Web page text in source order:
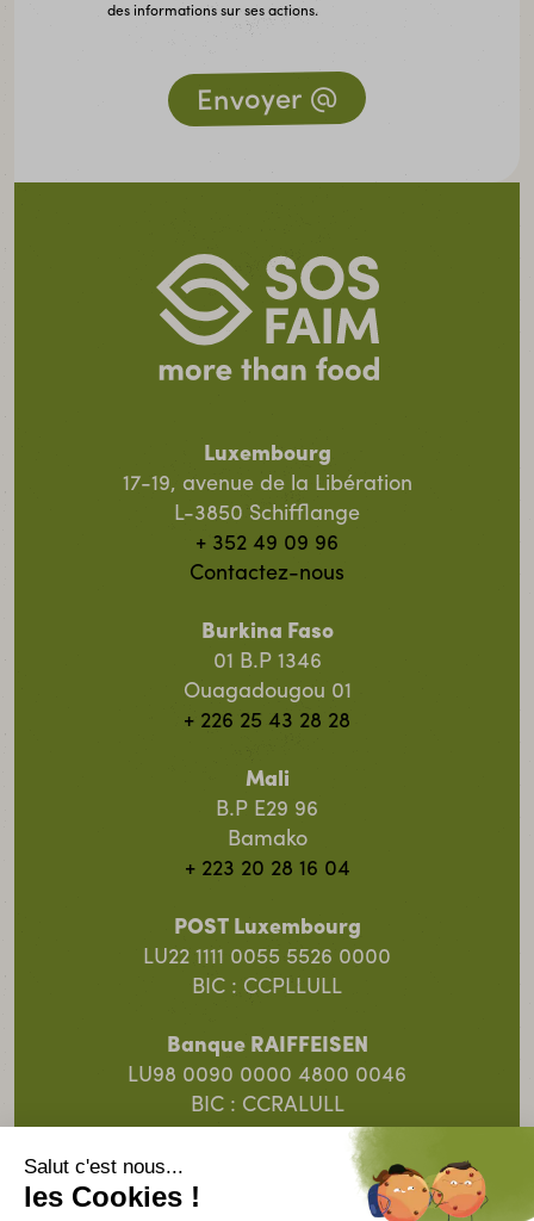
des informations sur ses actions.
Luxembourg
17-19, avenue de la Libération
L-3850 Schifflange
+ 352 49 09 96
Contactez-nous
Burkina Faso
01 B.P 1346
Ouagadougou 01
+ 226 25 43 28 28
Mali
B.P E29 96
Bamako
+ 223 20 28 16 04
POST Luxembourg
LU22 1111 0055 5526 0000
BIC : CCPLLULL
Banque RAIFFEISEN
LU98 0090 0000 4800 0046
BIC : CCRALULL
Banque Spuerkeess
LU91 0019 5055 8313 4000